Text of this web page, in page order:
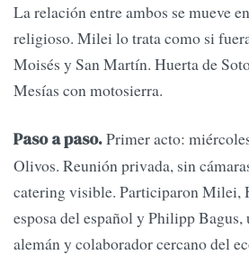
La relación entre ambos se mueve
religioso. Milei lo trata como si
Moisés y San Martín. Huerta de
Mesías con motosierra.
Paso a paso.Primer acto:
Olivos. Reunión privada, sin
catering visible. Participaron Milei,
esposa del español y Philipp Bagus,
alemán y colaborador cercano del